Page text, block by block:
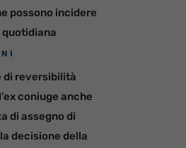
possono incidere
di reversibilità
coniuge anche
di assegno di
decisione della